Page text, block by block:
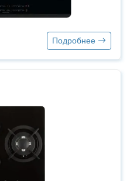
Подробнее